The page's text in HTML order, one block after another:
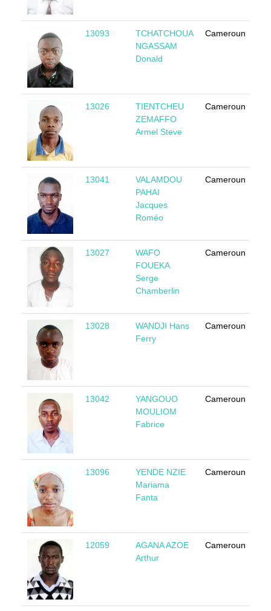
13093
TCHATCHOUA
NGASSAM
Donald
Cameroun
13026
TIENTCHEU
ZEMAFFO
Armel Steve
Cameroun
13041
VALAMDOU
PAHAI
Jacques
Roméo
Cameroun
13027
WAFO
FOUEKA
Serge
Chamberlin
Cameroun
13028
WANDJI Hans
Ferry
Cameroun
13042
YANGOUO
MOULIOM
Fabrice
Cameroun
13096
YENDE NZIE
Mariama
Fanta
Cameroun
12059
AGANA AZOE
Arthur
Cameroun